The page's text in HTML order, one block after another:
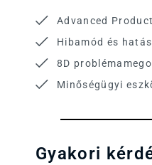
Advanced
Hibamód és
8D
Minőségügyi
Gyakori